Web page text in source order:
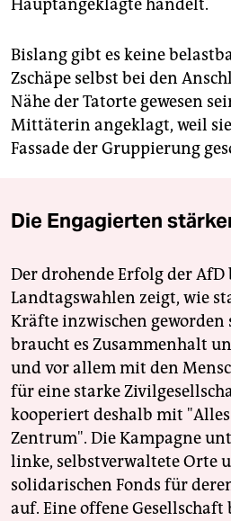
Hauptangeklagte handelt.
Bislang gibt es keine
Zschäpe selbst bei den
Nähe der Tatorte gewesen
Mittäterin angeklagt, weil
Fassade der Gruppierung
Die Engagierten
Der drohende Erfolg der
Landtagswahlen zeigt, wie
Kräfte inzwischen geworden
braucht es Zusammenhalt
und vor allem mit den
für eine starke
kooperiert deshalb mit
Zentrum". Die Kampagne
linke, selbstverwaltete Orte
solidarischen Fonds für
auf. Eine offene